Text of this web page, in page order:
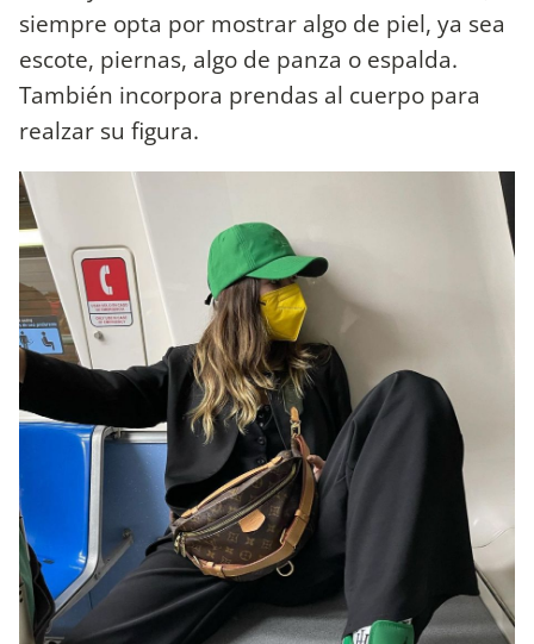
siempre opta por mostrar algo de piel, ya sea
escote, piernas, algo de panza o espalda.
También incorpora prendas al cuerpo para
realzar su figura.